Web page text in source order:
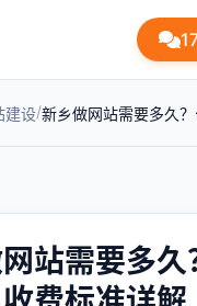
建设/新乡做网站需要多久
站需要多久